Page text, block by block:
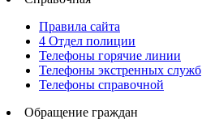
Правила сайта
4 Отдел полиции
Телефоны горячие линии
Телефоны экстренных служб
Телефоны справочной
Обращение граждан